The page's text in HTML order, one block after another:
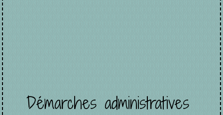
Démarches administratives